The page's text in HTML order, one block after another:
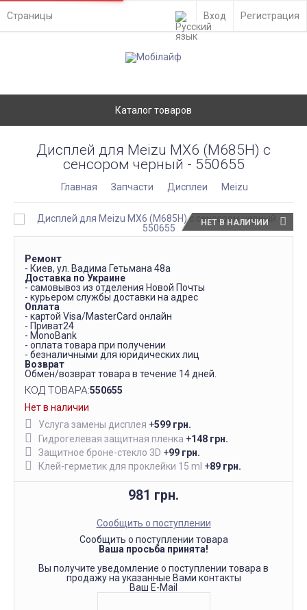
Страницы Вход Регистрация
Каталог товаров
Дисплей для Meizu MX6 (M685H) с
сенсором черный - 550655
Главная Запчасти Дисплеи Meizu
НЕТ В НАЛИЧИИ
Ремонт
- Киев, ул. Вадима Гетьмана 48а
Доставка по Украине
- самовывоз из отделения Новой Почты
- курьером службы доставки на адрес
Оплата
- картой Visa/MasterCard онлайн
- Приват24
- MonoBank
- оплата товара при получении
- безналичными для юридических лиц
Возврат
Обмен/возврат товара в течение 14 дней.
КОД ТОВАРА:550655
Нет в наличии
Услуга замены дисплея +599 грн.
Гидрогелевая защитная пленка +148 грн.
Защитное броне-стекло 3D +99 грн.
Клей-герметик для проклейки 15 ml +89 грн.
981 грн.
Сообщить о поступлении
Сообщить о поступлении товара
Ваша просьба принята!
Вы получите уведомление о поступлении товара в
продажу на указанные Вами контакты
Ваш E-Mail